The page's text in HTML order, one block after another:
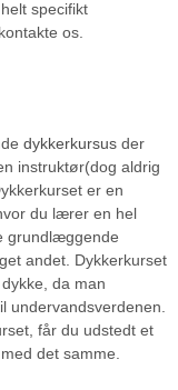
specifikt
os.
dykkerkursus der
instruktør(dog aldrig
er en
du lærer en hel
grundlæggende
andet. Dykkerkurset
da man
undervandsverdenen.
får du udstedt et
det samme.